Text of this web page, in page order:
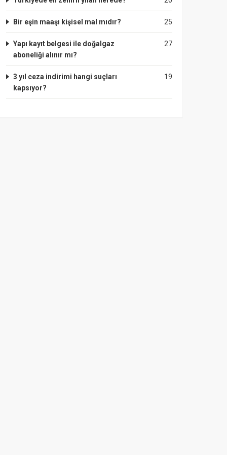
25
Bir eşin maaşı kişisel mal mıdır?
27
Yapı kayıt belgesi ile doğalgaz
aboneliği alınır mı?
19
3 yıl ceza indirimi hangi suçları
kapsıyor?